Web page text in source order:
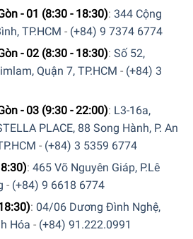
và tiết kiệm năng lượng
- 01 (8:30 - 18:30): 344 Cộng
TP.HCM - (+84) 9 7374 6774
- 02 (8:30 - 18:30): Số 52,
Quận 7, TP.HCM - (+84) 3
- 03 (9:30 - 22:00): L3-16a,
PLACE, 88 Song Hành, P. An
- (+84) 3 5359 6774
: 465 Võ Nguyên Giáp, P.Lê
- (+84) 9 6618 6774
: 04/06 Dương Đình Nghệ,
Hóa - (+84) 91.222.0991